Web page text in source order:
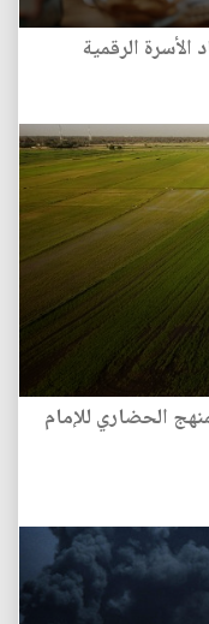
الرقمية
الحضاري للإمام